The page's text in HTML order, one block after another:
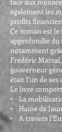
également les
profits
Ce roman est
approfondie du
notamment
Frédéric
gouverneur
était l’un de ses
Le livre
• La
• Haine de
• A travers